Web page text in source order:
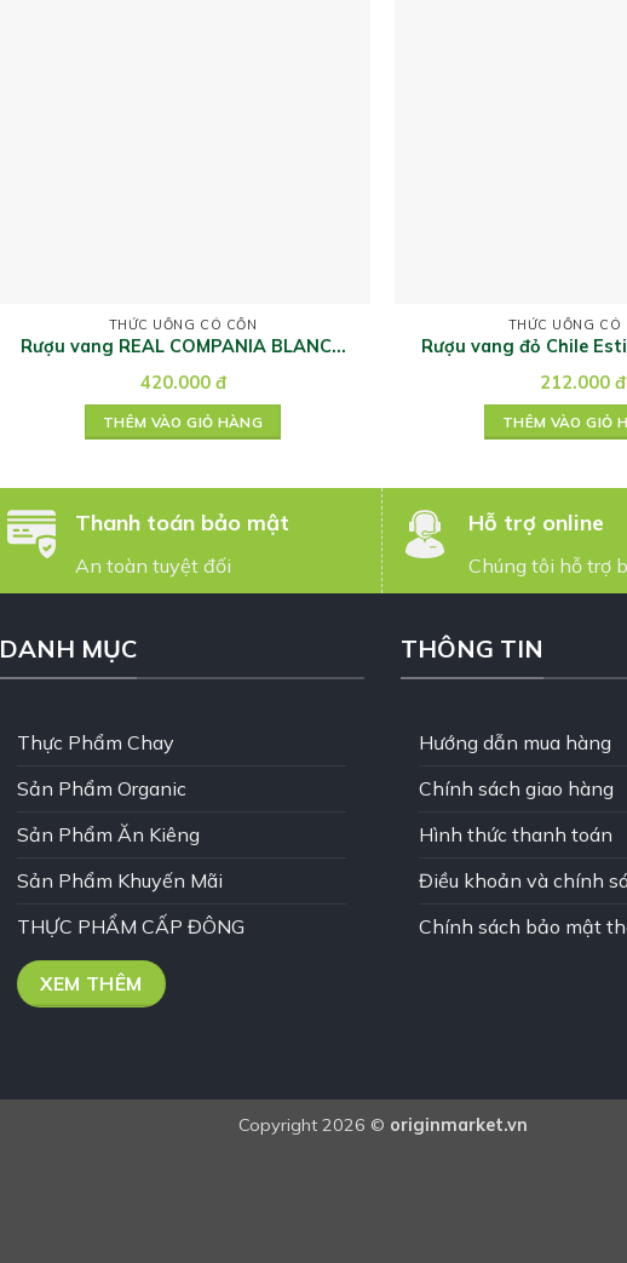
THỨC UỐNG CÓ CỒN
Rượu vang REAL COMPANIA BLANCO
420.000 đ
THÊM VÀO GIỎ HÀNG
THỨC UỐNG CÓ
Rượu vang đỏ Chile
212.000 đ
THÊM VÀO GIỎ
Thanh toán bảo mật
An toàn tuyệt đối
Hỗ trợ online
Chúng tôi hỗ trợ
DANH MỤC
Thực Phẩm Chay
Sản Phẩm Organic
Sản Phẩm Ăn Kiêng
Sản Phẩm Khuyến Mãi
THỰC PHẨM CẤP ĐÔNG
XEM THÊM
THÔNG TIN
Hướng dẫn mua hàng
Chính sách giao hàng
Hình thức thanh toán
Điều khoản và chính
Chính sách bảo mật
Copyright 2026 © originmarket.vn